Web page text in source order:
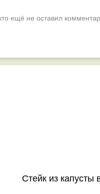
ещё не оставил
Стейк из капусты